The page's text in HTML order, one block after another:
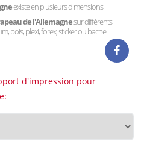
existe en plusieurs dimensions.
de l'Allemagnesur différents
bois, plexi, forex, sticker ou bache.
d'impression pour